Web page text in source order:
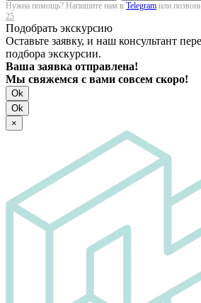
Нужна помощь? Напишите нам в Telegram или
25
Подобрать экскурсию
Оставьте заявку, и наш консультант
подбора экскурсии.
Ваша заявка отправлена!
Мы свяжемся с вами совсем скоро!
Ok
Ok
×